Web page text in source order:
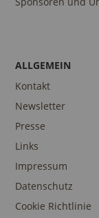
ALLGEMEIN
Kontakt
Newsletter
Presse
Links
Impressum
Datenschutz
Cookie Richtlinie